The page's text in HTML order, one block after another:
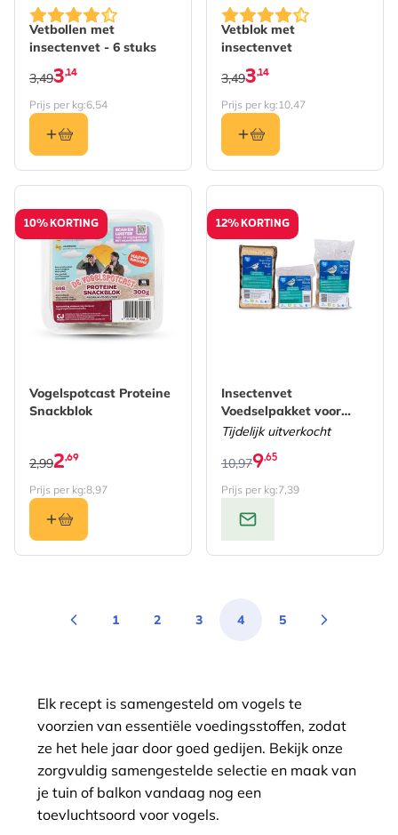
Vetbollen met
insectenvet - 6 stuks
3,14
3,49
Prijs per kg:6,54
Vetblok met
insectenvet
3,14
3,49
Prijs per kg:10,47
10% KORTING
Vogelspotcast Proteine
Snackblok
2,69
2,99
Prijs per kg:8,97
12% KORTING
Insectenvet
Voedselpakket voor
Tuinvogels
Tijdelijk uitverkocht
10,979,65
Prijs per kg:7,39
Pagina
1 Pagina
2 Pagina
3 You're currently reading
4 Pagina
5
Elk recept is samengesteld om vogels te
voorzien van essentiële voedingsstoffen, zodat
ze het hele jaar door goed gedijen. Bekijk onze
zorgvuldig samengestelde selectie en maak van
je tuin of balkon vandaag nog een
toevluchtsoord voor vogels.